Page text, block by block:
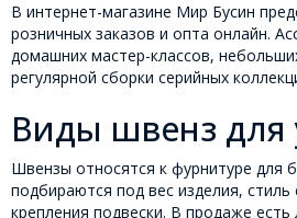
В интернет-магазине Мир Бусин
розничных заказов и опта онлайн.
домашних мастер-классов,
регулярной сборки серийных
Виды швенз для
Швензы относятся к фурнитуре для
подбираются под вес изделия, стиль
крепления подвески. В продаже